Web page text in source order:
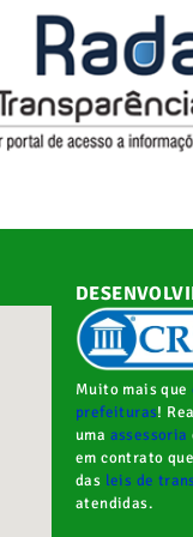
Muito mais que
prefeituras!
uma assessoria
em contrato
das leis de
atendidas.